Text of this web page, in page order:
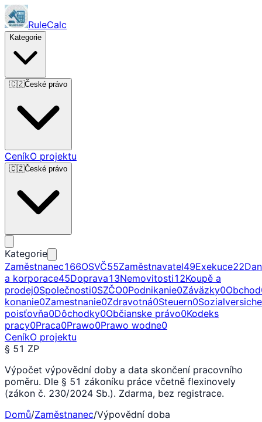
RuleCalc
Kategorie
🇨🇿České právo
CeníkO projektu
🇨🇿České právo
Kategorie
Zaměstnanec166OSVČ55Zaměstnavatel49Exekuce22
a korporace45Doprava13Nemovitosti12Koupě a
prodej0Společnosti0SZČO0Podnikanie0Záväzky0Obchod
konanie0Zamestnanie0Zdravotná0Steuern0
poisťovňa0Dôchodky0Občianske právo0Kodeks
pracy0Praca0Prawo0Prawo wodne0
CeníkO projektu
§ 51 ZP
Výpočet výpovědní doby a data skončení pracovního
poměru. Dle § 51 zákoníku práce včetně flexinovely
(zákon č. 230/2024 Sb.). Zdarma, bez registrace.
Domů/Zaměstnanec/Výpovědní doba